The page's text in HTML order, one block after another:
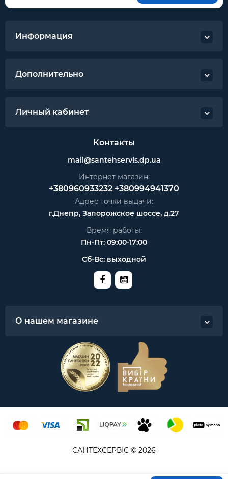
Информация
Дополнительно
Личный кабинет
Контакты
mail@santehservis.dp.ua
Интернет магазин:
+380960933232 +380994941370
Адрес точки выдачи:
г.Днепр, Запорожское шоссе, д.27
Время работы:
Пн-Пт: 09:00-17:00
Сб-Вс: выходной
О нашем магазине
САНТЕХСЕРВІС © 2026